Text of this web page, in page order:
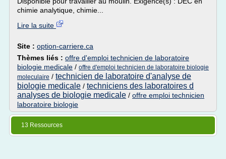
chimie analytique, chimie...
Lire la suite
Site : option-carriere.ca
Thèmes liés : offre d'emploi technicien de laboratoire
biologie medicale / offre d'emploi technicien de laboratoire biologie
moleculaire / technicien de laboratoire d'analyse de
biologie medicale / techniciens des laboratoires d
analyses de biologie medicale / offre emploi technicien
laboratoire biologie
13 Ressources